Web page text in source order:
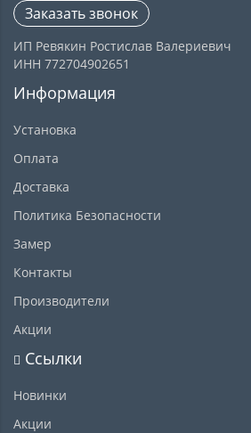
Заказать звонок
ИП Ревякин Ростислав Валериевич
ИНН 772704902651
Информация
Установка
Оплата
Доставка
Политика Безопасности
Замер
Контакты
Производители
Акции
Ссылки
Новинки
Акции